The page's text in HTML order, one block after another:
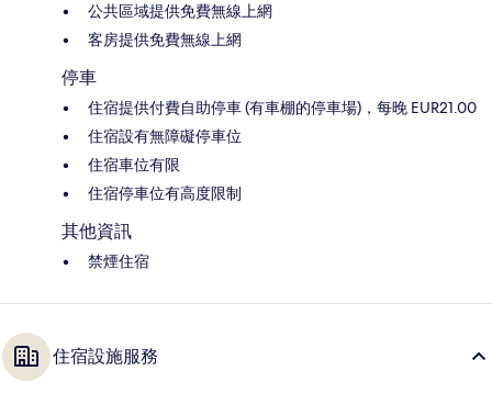
公共區域提供免費無線上網
客房提供免費無線上網
停車
住宿提供付費自助停車 (有車棚的停車場)，每晚 EUR21.00
住宿設有無障礙停車位
住宿車位有限
住宿停車位有高度限制
其他資訊
禁煙住宿
住宿設施服務